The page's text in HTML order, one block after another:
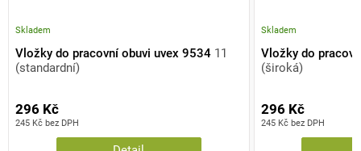
Vložky do pracovní obuvi uvex 9534 11
(standardní)
Skladem
245 Kč bez DPH
296 Kč
Vložky do
(široká)
Skladem
245 Kč bez DPH
296 Kč